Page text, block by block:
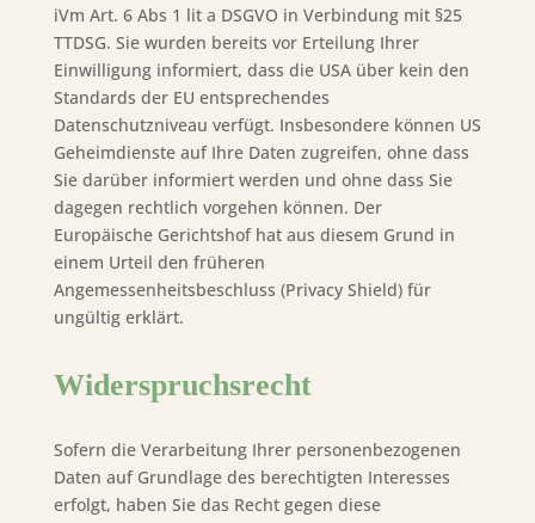
iVm Art. 6 Abs 1 lit a DSGVO in Verbindung mit §25
TTDSG. Sie wurden bereits vor Erteilung Ihrer
Einwilligung informiert, dass die USA über kein den
Standards der EU entsprechendes
Datenschutzniveau verfügt. Insbesondere können US
Geheimdienste auf Ihre Daten zugreifen, ohne dass
Sie darüber informiert werden und ohne dass Sie
dagegen rechtlich vorgehen können. Der
Europäische Gerichtshof hat aus diesem Grund in
einem Urteil den früheren
Angemessenheitsbeschluss (Privacy Shield) für
ungültig erklärt.
Widerspruchsrecht
Sofern die Verarbeitung Ihrer personenbezogenen
Daten auf Grundlage des berechtigten Interesses
erfolgt, haben Sie das Recht gegen diese